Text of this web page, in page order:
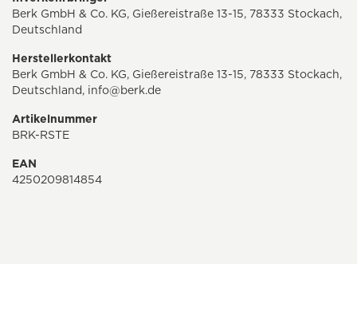
Berk GmbH & Co. KG, Gießereistraße 13-15, 78333 Stockach,
Deutschland
Herstellerkontakt
Berk GmbH & Co. KG, Gießereistraße 13-15, 78333 Stockach,
Deutschland, info@berk.de
Artikelnummer
BRK-RSTE
EAN
4250209814854